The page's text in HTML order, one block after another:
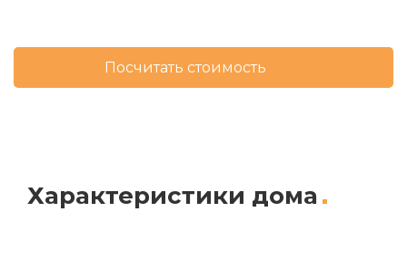
Посчитать стоимость
Характеристики дома